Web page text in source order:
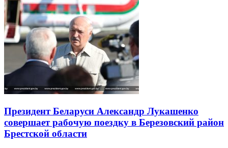
Президент Беларуси Александр Лукашенко
совершает рабочую поездку в Березовский район
Брестской области